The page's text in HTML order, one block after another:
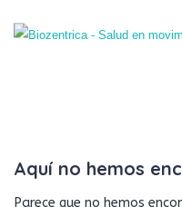
Aquí no hemos
Parece que no hemos